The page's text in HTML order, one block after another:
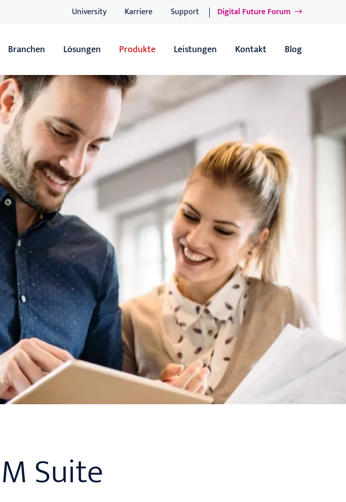
University Karriere Support Digital Future Forum
Branchen
Übersicht
Handel
Servicedienstleister
Hersteller
Wäschereien
Soziale Einrichtungen
Handwerk
Lösungen
Übersicht
Sage HR Suite
xRM
DMS
Lagerverwaltungslösung
IT-Lösungen
Handwerk
Produkte
Übersicht
IT-Produkte
Sage 100 - ERP-Lösung
Sage 100 Add-ons
Sage 100 - xRM
proTextum - Wäschereisoftware für Wäschereien &
Logatronic Lagerverwaltungssoftware
Sage Operations – Cloud ERP-Lösung
Sage INTACCT – Cloud-Finanzsoftware
DocuWare DMS
DocuWare DMS Add-ons
ELO ECM Suite
Sage HR Suite
Lohnabrechnungs-Outsourcing
Leistungen
Übersicht
IT-Dienstleistungen
Support
BAFA-Förderung
Kontakt Blog
Suite